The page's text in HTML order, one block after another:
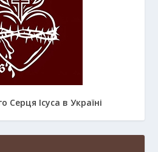
Серця Ісуса в Україні